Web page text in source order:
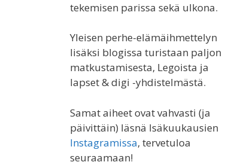
tekemisen parissa sekä ulkona.
Yleisen perhe-elämäihmettelyn
lisäksi blogissa turistaan paljon
matkustamisesta, Legoista ja
lapset & digi -yhdistelmästä.
Samat aiheet ovat vahvasti (ja
päivittäin) läsnä Isäkuukausien
Instagramissa, tervetuloa
seuraamaan!